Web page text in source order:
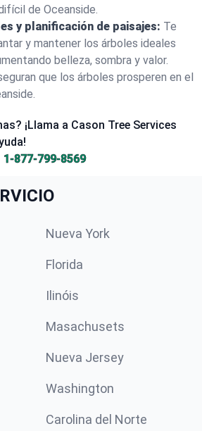
de Oceanside.
y planificación de paisajes: Te
y mantener los árboles ideales
belleza, sombra y valor.
que los árboles prosperen en el
¡Llama a Cason Tree Services
1-877-799-8569
Nueva York
Florida
Ilinóis
Masachusets
Nueva Jersey
Washington
Carolina del Norte